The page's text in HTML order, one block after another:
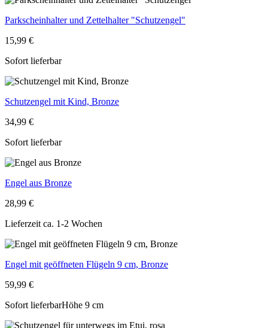
Parkscheinhalter und Zettelhalter "Schutzengel"
15,99 €
Sofort lieferbar
Schutzengel mit Kind, Bronze
34,99 €
Sofort lieferbar
Engel aus Bronze
28,99 €
Lieferzeit ca. 1-2 Wochen
Engel mit geöffneten Flügeln 9 cm, Bronze
59,99 €
Sofort lieferbarHöhe 9 cm